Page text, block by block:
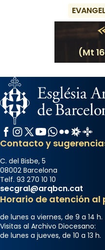
(Mt
Facebook
Instagram
X / Twitter
YouTube
WhatsApp
FlickrRadio
Contacto y
C. del Bisbe, 5
08002 Barcelona
Telf. 93 270 10 10
secgral@arqbcn.cat
Horario de atención al
de lunes a viernes, de 9 a 14 h.
Visitas al Archivo Diocesano:
de lunes a jueves, de 10 a 13 h.